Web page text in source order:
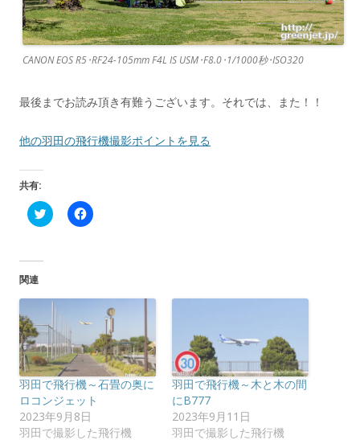
CANON EOS R5･RF24-105mm F4L IS USM･F8.0･1/1000秒･ISO320
最後までお読み頂き有難うございます。それでは、また！！
他の羽田の飛行機撮影ポイントを見る
共有:
ク
リ
i
e
で
共
有
(
新
し
い
ウ
ィ
F
a
で
す
る
に
は
ク
リ
ッ
ク
し
て
く
関連
羽田で飛行機～石畳の奥に
ロコンジェット
2023年9月8日
羽田で撮影した飛行機
羽田で飛行機～木と木の間
にB777
2023年9月11日
羽田で撮影した飛行機